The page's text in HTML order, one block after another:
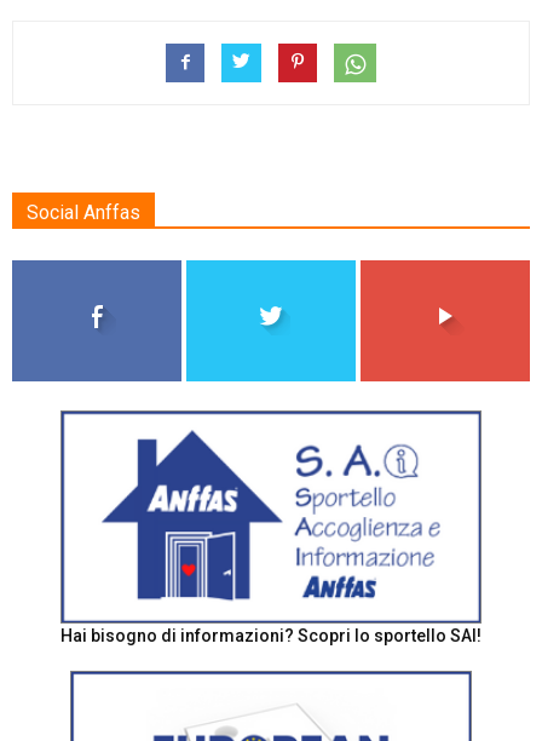
Social Anffas
Hai bisogno di informazioni? Scopri lo sportello SAI!